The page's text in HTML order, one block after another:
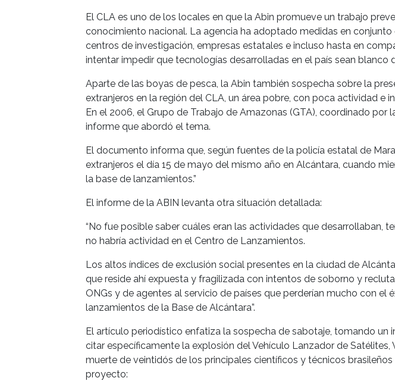
El CLA es uno de los locales en que la Abin promueve un trabajo
conocimiento nacional. La agencia ha adoptado medidas en conjunto
centros de investigación, empresas estatales e incluso hasta en
intentar impedir que tecnologías desarrolladas en el país sean blanco
Aparte de las boyas de pesca, la Abin también sospecha sobre la
extranjeros en la región del CLA, un área pobre, con poca actividad e
En el 2006, el Grupo de Trabajo de Amazonas (GTA), coordinado por
informe que abordó el tema.
El documento informa que, según fuentes de la policía estatal de
extranjeros el día 15 de mayo del mismo año en Alcántara, cuando
la base de lanzamientos.”
El informe de la ABIN levanta otra situación detallada:
“No fue posible saber cuáles eran las actividades que desarrollaban,
no habría actividad en el Centro de Lanzamientos.
Los altos índices de exclusión social presentes en la ciudad de
que reside ahí expuesta y fragilizada con intentos de soborno y
ONGs y de agentes al servicio de países que perderían mucho con el
lanzamientos de la Base de Alcántara”.
El artículo periodístico enfatiza la sospecha de sabotaje, tomando un
citar específicamente la explosión del Vehículo Lanzador de Satélites,
muerte de veintidós de los principales científicos y técnicos
proyecto: